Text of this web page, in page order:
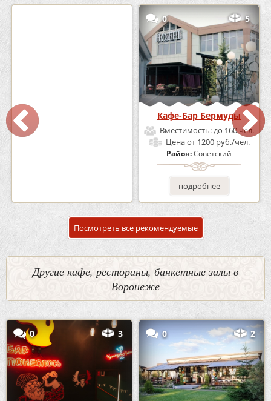
Кафе «Шишка»
Вместимость:
0 5
Кафе-Бар Бермуды
Вместимость:до 160 чел.
Ценаот 1200 руб./чел.
Район:Советский
подробнее
Посмотреть все рекомендуемые
Другие кафе, рестораны, банкетные залы в
Воронеже
0 3 0 2